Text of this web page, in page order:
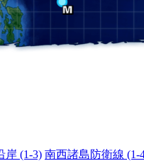
岸 (1-3) 南西諸島防衛線 (1-